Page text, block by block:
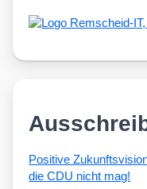
Posi­ti­ve
die CDU nicht mag!